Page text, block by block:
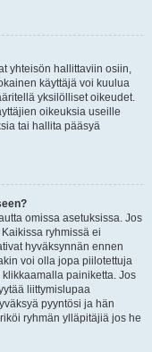
yhteisön hallittaviin osiin,
käyttäjä voi kuulua
yksilölliset oikeudet.
oikeuksia useille
tai hallita pääsyä
omissa asetuksissa. Jos
ryhmissä ei
hyväksynnän ennen
voi olla jopa piilotettuja
painiketta. Jos
liittymislupaa
pyyntösi ja hän
ryhmän ylläpitäjiä jos he